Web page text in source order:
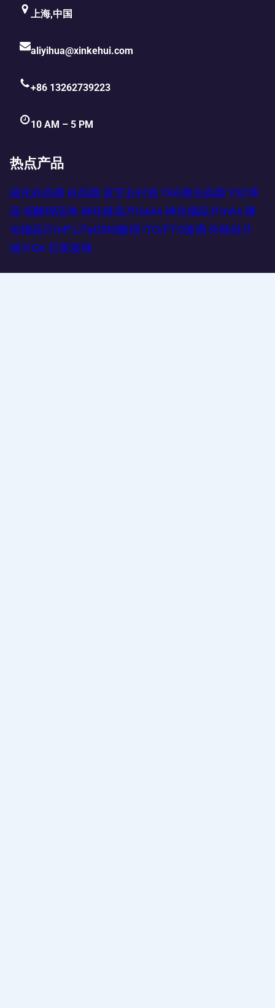
上海,中国
aliyihua@xinkehui.com
+86 13262739223
10 AM – 5 PM
热点产品
碳化硅晶圆 硅晶圆 蓝宝石衬底 YAG激光晶圆 YSZ单
晶 铌酸锂晶体 砷化镓晶片GaAs 砷化铟晶片InAs 磷
化铟晶片InP LiTaO3钽酸锂 ITO/FTO玻璃 外延硅片
锗片Ge 石英玻璃